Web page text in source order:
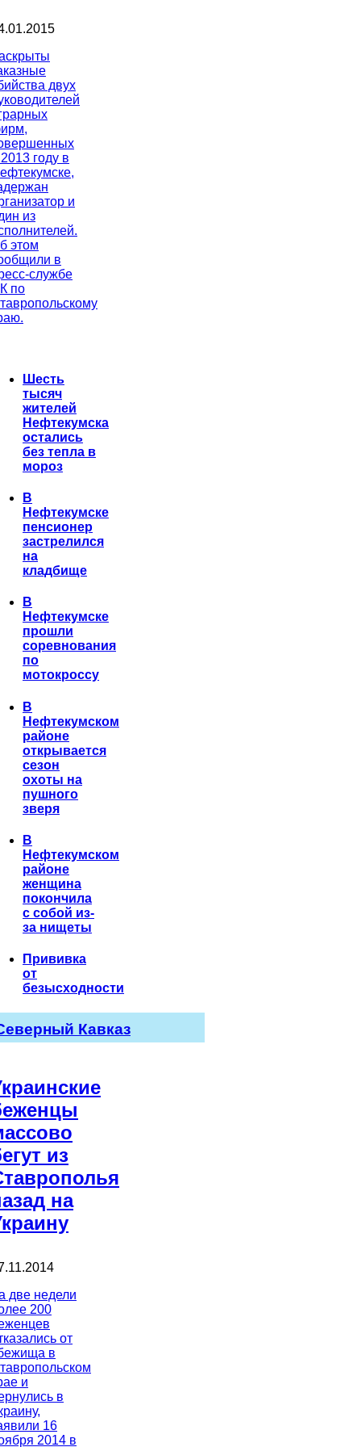
двух
году в
и
из
этом
в
службе
по
Шесть
тысяч
жителей
Нефтекумска
остались
без тепла в
мороз
В
Нефтекумске
пенсионер
застрелился
на
кладбище
В
Нефтекумске
прошли
соревнования
по
мотокроссу
В
Нефтекумском
районе
открывается
сезон
охоты на
пушного
зверя
В
Нефтекумском
районе
женщина
покончила
с собой из-
за нищеты
Прививка
от
безысходности
Кавказ
из
на
две недели
200
от
в
и
в
16
2014 в